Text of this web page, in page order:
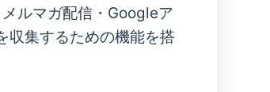
ルマガ配信 ・Googleア
収集するための機能を搭